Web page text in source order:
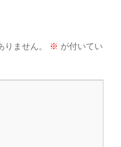
ません。 ※ が付いてい